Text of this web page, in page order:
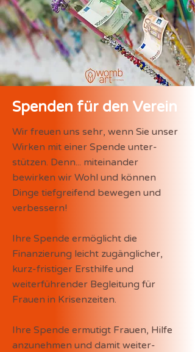
Spenden für den Verein
Wir freuen uns sehr, wenn Sie unser
Wirken mit einer Spende unter-
stützen. ​Denn... miteinander
bewirken wir Wohl und können
Dinge tiefgreifend bewegen und
verbessern!
​Ihre Spende ermöglicht die
Finanzierung leicht zugänglicher,
kurz-fristiger Ersthilfe und
weiterführender Begleitung für
Frauen in Krisenzeiten.
Ihre Spende ermutigt Frauen, Hilfe
anzunehmen und damit weiter-